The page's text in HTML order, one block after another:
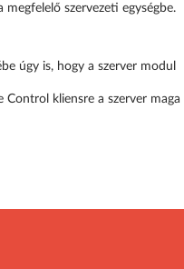
szervezeti egységbe.
úgy is, hogy a szerver modul
Control kliensre a szerver maga